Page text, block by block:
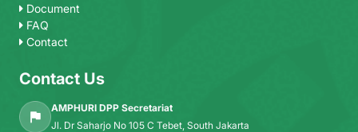
Document
FAQ
Contact
Contact Us
AMPHURI DPP Secretariat
Jl. Dr Saharjo No 105 C Tebet, South Jakarta